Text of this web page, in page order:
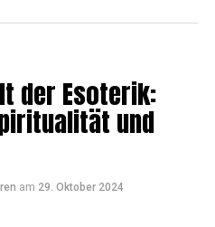
der Eso­te­rik:
und
am 29. Oktober 2024